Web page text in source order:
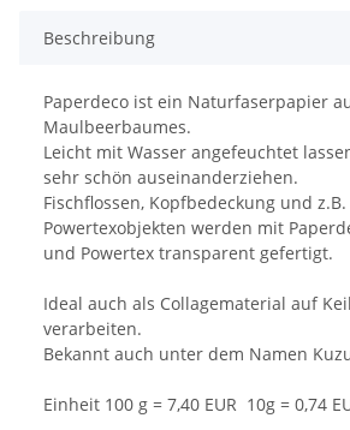
Beschreibung
Paperdeco ist ein Naturfaserpapier
Maulbeerbaumes.
Leicht mit Wasser angefeuchtet
sehr schön auseinanderziehen.
Fischflossen, Kopfbedeckung und
Powertexobjekten werden mit
und Powertex transparent gefertigt.
Ideal auch als Collagematerial auf
verarbeiten.
Bekannt auch unter dem Namen
Einheit 100 g = 7,40 EUR 10g = 0,74